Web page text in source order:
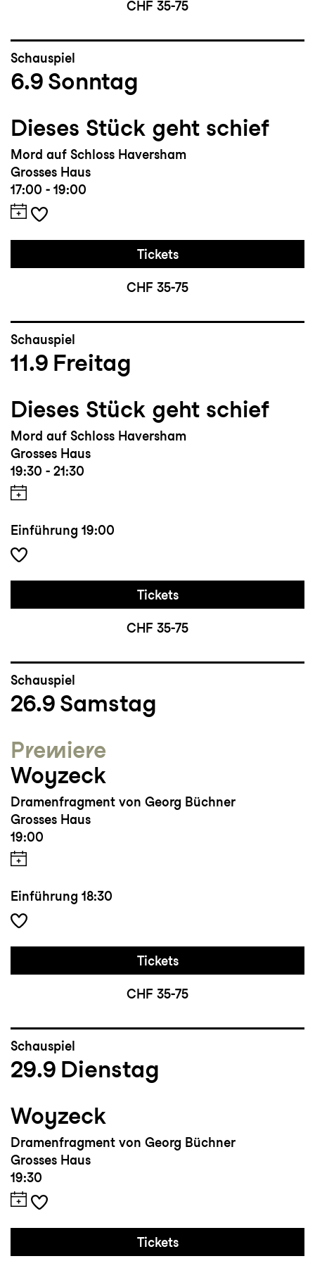
und Barbara-David Brüesch
CHF 35-75
Schauspiel
6.9 Sonntag
Dieses Stück geht schief
Mord auf Schloss Haversham
Grosses Haus
17:00 - 19:00
Tickets
CHF 35-75
Schauspiel
11.9 Freitag
Dieses Stück geht schief
Mord auf Schloss Haversham
Grosses Haus
19:30 - 21:30
Einführung 19:00
Tickets
CHF 35-75
Schauspiel
26.9 Samstag
Premiere
Woyzeck
Dramenfragment von Georg Büchner
Grosses Haus
19:00
Einführung 18:30
Tickets
CHF 35-75
Schauspiel
29.9 Dienstag
Woyzeck
Dramenfragment von Georg Büchner
Grosses Haus
19:30
Tickets